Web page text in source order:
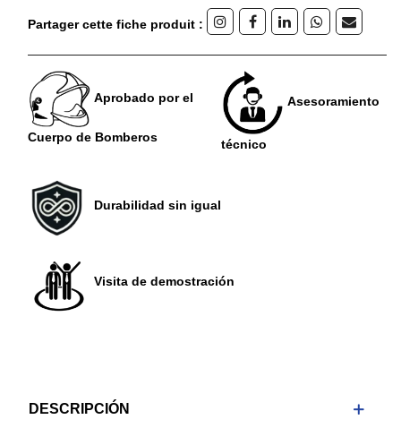
Partager cette fiche produit :
Aprobado por el
Cuerpo de Bomberos
Asesoramiento
técnico
Durabilidad sin igual
Visita de demostración
DESCRIPCIÓN